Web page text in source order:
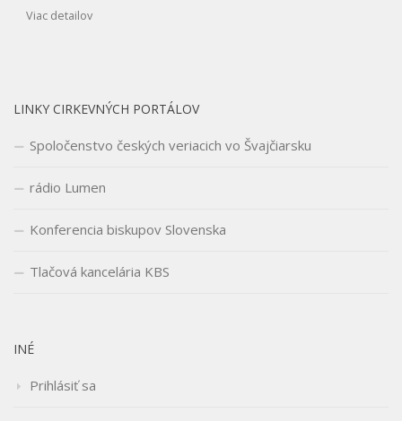
Viac detailov
LINKY CIRKEVNÝCH PORTÁLOV
Spoločenstvo českých veriacich vo Švajčiarsku
rádio Lumen
Konferencia biskupov Slovenska
Tlačová kancelária KBS
INÉ
Prihlásiť sa